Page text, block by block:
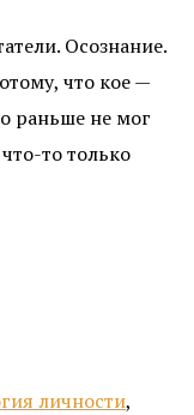
Осознание.
что кое —
раньше не мог
то только
личности,